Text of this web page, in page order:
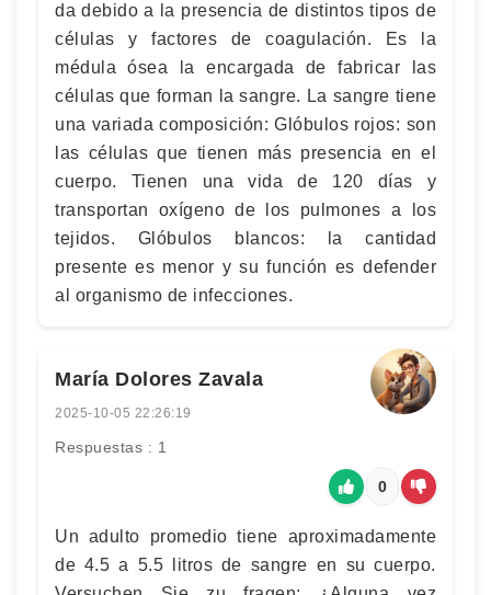
da debido a la presencia de distintos tipos de
células y factores de coagulación. Es la
médula ósea la encargada de fabricar las
células que forman la sangre. La sangre tiene
una variada composición: Glóbulos rojos: son
las células que tienen más presencia en el
cuerpo. Tienen una vida de 120 días y
transportan oxígeno de los pulmones a los
tejidos. Glóbulos blancos: la cantidad
presente es menor y su función es defender
al organismo de infecciones.
María Dolores Zavala
2025-10-05 22:26:19
Respuestas : 1
0
Un adulto promedio tiene aproximadamente
de 4.5 a 5.5 litros de sangre en su cuerpo.